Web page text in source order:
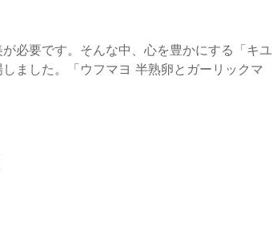
必要です。そんな中、心を豊かにする「キユ
ました。「ウフマヨ 半熟卵とガーリックマ